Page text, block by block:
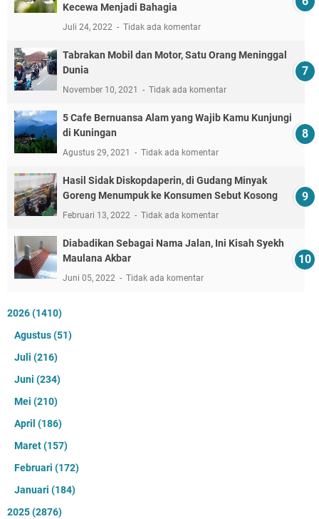
Kecewa Menjadi Bahagia
Juli 24, 2022 Tidak ada komentar
Tabrakan Mobil dan Motor, Satu Orang Meninggal
Dunia
November 10, 2021 Tidak ada komentar
5 Cafe Bernuansa Alam yang Wajib Kamu Kunjungi
di Kuningan
Agustus 29, 2021 Tidak ada komentar
Hasil Sidak Diskopdaperin, di Gudang Minyak
Goreng Menumpuk ke Konsumen Sebut Kosong
Februari 13, 2022 Tidak ada komentar
Diabadikan Sebagai Nama Jalan, Ini Kisah Syekh
Maulana Akbar
Juni 05, 2022 Tidak ada komentar
2026(1410)
Agustus(51)
Juli (216)
Juni (234)
Mei (210)
April (186)
Maret(157)
Februari (172)
Januari (184)
2025(2876)